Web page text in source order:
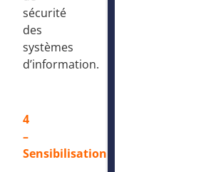
sécurité
des
systèmes
d’information.
4
–
Sensibilisation​